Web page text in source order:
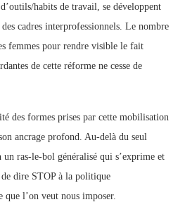
habits de travail, se développent
cadres interprofessionnels. Le nombre
femmes pour rendre visible le fait
de cette réforme ne cesse de
des formes prises par cette mobilisation
ancrage profond. Au-delà du seul
un ras-le-bol généralisé qui s’exprime et
dire STOP à la politique
que l’on veut nous imposer.